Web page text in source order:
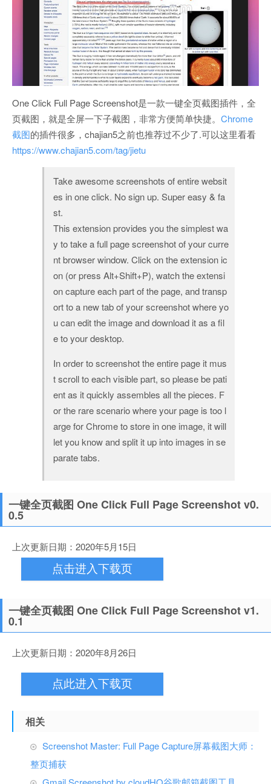
One Click Full Page Screenshot是一款一键全页截图插件，全
页截图，就是全屏一下子截图，非常方便简单快捷。 Chrome
截图的插件很多，chajian5之前也推荐过不少了.可以这里看看
https://www.chajian5.com/tag/jietu
Take awesome screenshots of entire websit
es in one click. No sign up. Super easy & fa
st.
This extension provides you the simplest wa
y to take a full page screenshot of your curre
nt browser window. Click on the extension ic
on (or press Alt+Shift+P), watch the extensi
on capture each part of the page, and transp
ort to a new tab of your screenshot where yo
u can edit the image and download it as a fil
e to your desktop.
In order to screenshot the entire page it mus
t scroll to each visible part, so please be pati
ent as it quickly assembles all the pieces. F
or the rare scenario where your page is too l
arge for Chrome to store in one image, it will
let you know and split it up into images in se
parate tabs.
一键全页截图 One Click Full Page Screenshot v0.
0.5
上次更新日期：2020年5月15日
点击进入下载页
一键全页截图 One Click Full Page Screenshot v1.
0.1
上次更新日期：2020年8月26日
点此进入下载页
相关
Screenshot Master: Full Page Capture屏幕截图大师：
整页捕获